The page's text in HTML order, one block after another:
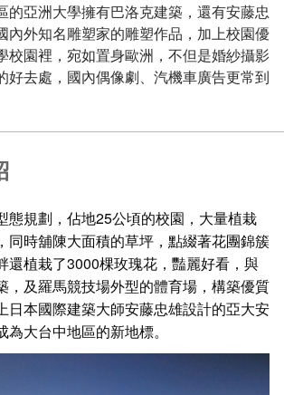
的亞洲大學擁有巴洛克建築，還有安藤忠
內外知名雕塑家的雕塑作品，加上校園優
校園裡，宛如置身歐洲，不但是婚紗攝影
好去處，國內偶像劇、汽機車廣告更常到
態規劃，佔地25公頃的校園，大量植栽
同時舖陳大面積的草坪，點綴著花團錦簇
還植栽了3000棵玫瑰花，豔麗好看，與
，及羅馬競技場外型的體育場，構築優質
日本國際建築大師安藤忠雄設計的亞大安
大台中地區的新地標。